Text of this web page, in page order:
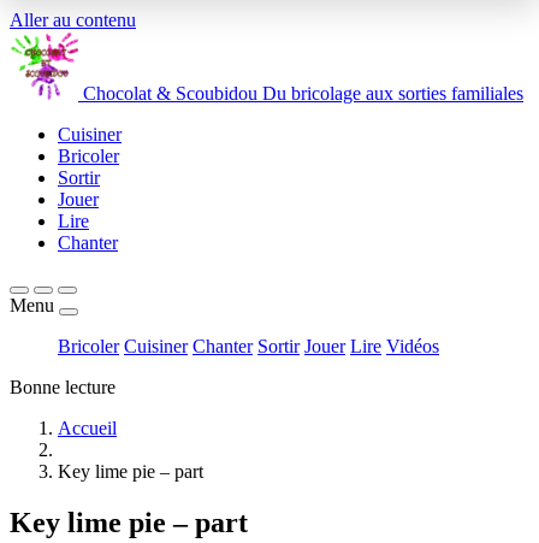
Aller au contenu
Chocolat & Scoubidou Du bricolage aux sorties familiales
Cuisiner
Bricoler
Sortir
Jouer
Lire
Chanter
Menu
Bricoler Cuisiner Chanter Sortir Jouer Lire Vidéos
Bonne lecture
Accueil
Key lime pie – part
Key lime pie – part